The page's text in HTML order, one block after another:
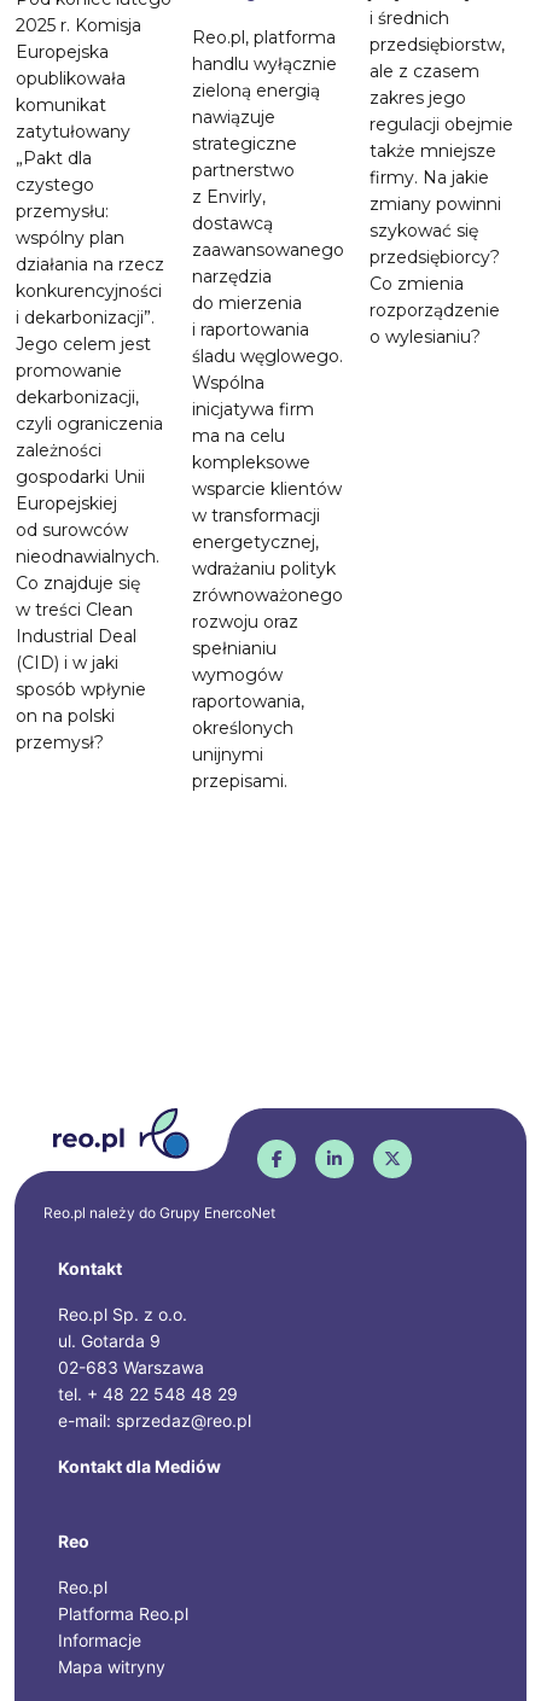
2025 r. Komisja
Europejska
opublikowała
komunikat
zatytułowany
„Pakt dla
czystego
przemysłu:
wspólny plan
działania na rzecz
konkurencyjności
i dekarbonizacji”.
Jego celem jest
promowanie
dekarbonizacji,
czyli ograniczenia
zależności
gospodarki Unii
Europejskiej
od surowców
nieodnawialnych.
Co znajduje się
w treści Clean
Industrial Deal
(CID) i w jaki
sposób wpłynie
on na polski
przemysł?
Reo.pl, platforma
handlu wyłącznie
zieloną energią
nawiązuje
strategiczne
partnerstwo
z Envirly,
dostawcą
zaawansowanego
narzędzia
do mierzenia
i raportowania
śladu węglowego.
Wspólna
inicjatywa firm
ma na celu
kompleksowe
wsparcie klientów
w transformacji
energetycznej,
wdrażaniu polityk
zrównoważonego
rozwoju oraz
spełnianiu
wymogów
raportowania,
określonych
unijnymi
przepisami.
i średnich
przedsiębiorstw,
ale z czasem
zakres jego
regulacji obejmie
także mniejsze
firmy. Na jakie
zmiany powinni
szykować się
przedsiębiorcy?
Co zmienia
rozporządzenie
o wylesianiu?
Reo.pl należy do Grupy EnercoNet
Kontakt
Reo.pl Sp. z o.o.
ul. Gotarda 9
02-683 Warszawa
tel. + 48 22 548 48 29
e-mail: sprzedaz@reo.pl
Kontakt dla Mediów
Reo
Reo.pl
Platforma Reo.pl
Informacje
Mapa witryny